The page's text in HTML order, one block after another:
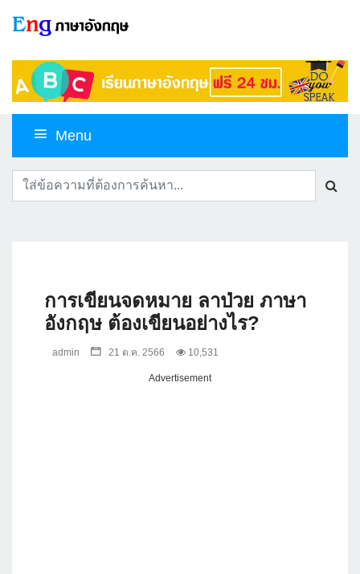
Menu
การเขียนจดหมาย ลาป่วย ภาษา
อังกฤษ ต้องเขียนอย่างไร?
admin 21 ต.ค. 2566 10,531
Advertisement